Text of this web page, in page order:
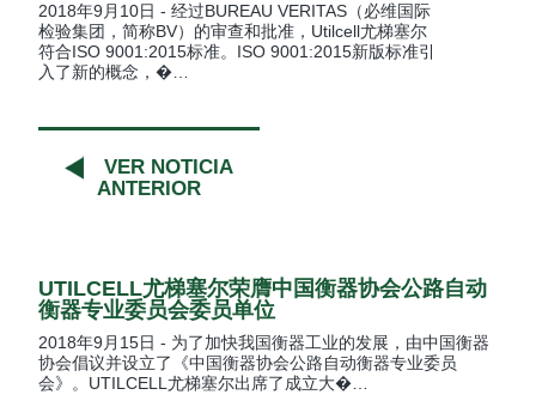
2018年9月10日 - 经过BUREAU VERITAS（必维国际
检验集团，简称BV）的审查和批准，Utilcell尤梯塞尔
符合ISO 9001:2015标准。ISO 9001:2015新版标准引
入了新的概念，�…
VER NOTICIA
ANTERIOR
UTILCELL尤梯塞尔荣膺中国衡器协会公路自动
衡器专业委员会委员单位
2018年9月15日 - 为了加快我国衡器工业的发展，由中国衡器
协会倡议并设立了《中国衡器协会公路自动衡器专业委员
会》。UTILCELL尤梯塞尔出席了成立大�…